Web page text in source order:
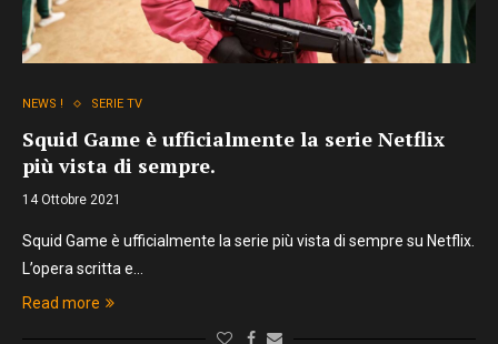
NEWS ! SERIE TV
Squid Game è ufficialmente la serie Netflix
più vista di sempre.
14 Ottobre 2021
Squid Game è ufficialmente la serie più vista di sempre su Netflix.
L’opera scritta e…
Read more